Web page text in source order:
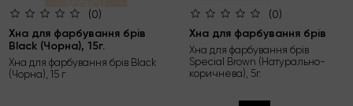
(0)
Хна для фарбування брів
Black (Чорна), 15г.
Хна для фарбування брів Black
(Чорна), 15 г
(0)
Хна для фарбування брів
Хна для фарбування брів
Special Brown (Натурально-
коричнева), 5г.